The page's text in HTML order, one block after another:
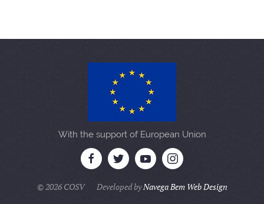
With the support of European Union
©2026 COSV Developed byNavega Bem Web Design